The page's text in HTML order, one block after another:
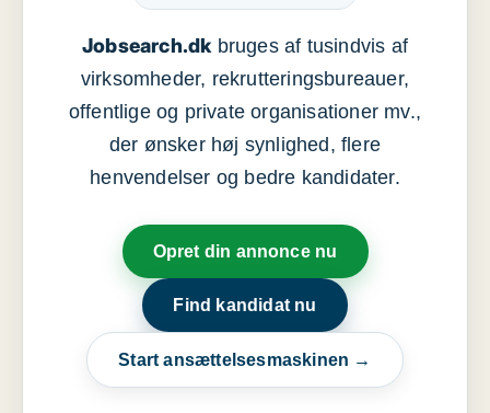
Jobsearch.dkbruges af tusindvis af
virksomheder, rekrutteringsbureauer,
offentlige og private organisationer mv.,
der ønsker høj synlighed, flere
henvendelser og bedre kandidater.
Opret din annonce nu
Find kandidat nu
Start ansættelsesmaskinen →